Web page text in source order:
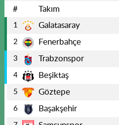
# Takım
1 Galatasaray
2 Fenerbahçe
3 Trabzonspor
4 Beşiktaş
5 Göztepe
6 Başakşehir